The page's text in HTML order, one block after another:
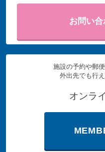
お問い
施設の予約や郵
外出先でも行
オンラ